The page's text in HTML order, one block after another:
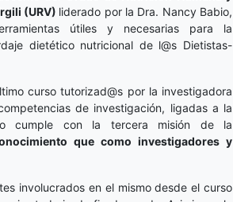
(URV) liderado por la Dra. Nancy Babio,
útiles y necesarias para la
dietético nutricional de l@s Dietistas-
curso tutorizad@s por la investigadora
de investigación, ligadas a la
cumple con la tercera misión de la
que como investigadores y
involucrados en el mismo desde el curso